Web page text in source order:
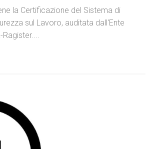
la Certificazione del Sistema di
sul Lavoro, auditata dall'Ente